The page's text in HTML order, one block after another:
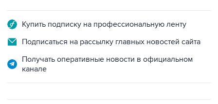
Купить подписку на профессиональную ленту
Подписаться на рассылку главных новостей сайта
Получать оперативные новости в официальном
канале